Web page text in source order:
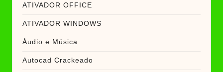
ATIVADOR OFFICE
ATIVADOR WINDOWS
Áudio e Música
Autocad Crackeado